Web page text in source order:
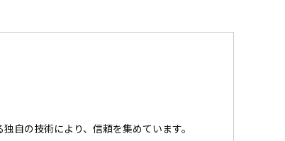
自の技術により、信頼を集めています。